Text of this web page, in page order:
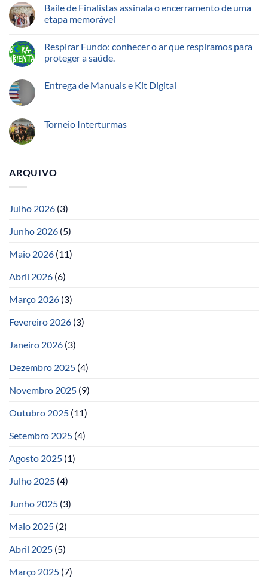
Baile de Finalistas assinala o encerramento de uma
etapa memorável
Respirar Fundo: conhecer o ar que respiramos para
proteger a saúde.
Entrega de Manuais e Kit Digital
Torneio Interturmas
ARQUIVO
Julho 2026 (3)
Junho 2026 (5)
Maio 2026 (11)
Abril 2026 (6)
Março 2026 (3)
Fevereiro 2026 (3)
Janeiro 2026 (3)
Dezembro 2025 (4)
Novembro 2025 (9)
Outubro 2025 (11)
Setembro 2025 (4)
Agosto 2025 (1)
Julho 2025 (4)
Junho 2025 (3)
Maio 2025 (2)
Abril 2025 (5)
Março 2025 (7)